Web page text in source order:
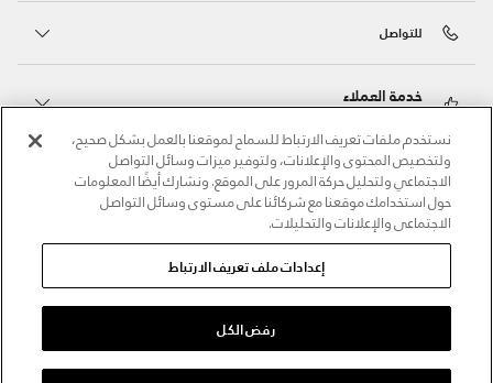
للتواصل
خدمة العملاء
حول أندر آرمر
أندر آرمر على الشبكات الاجتماعية
نستخدم ملفات تعريف الارتباط للسماح لموقعنا بالعمل بشكل صحيح،
ولتخصيص المحتوى والإعلانات، ولتوفير ميزات وسائل التواصل
الاجتماعي ولتحليل حركة المرور على الموقع. ونشارك أيضًا المعلومات
حول استخدامك موقعنا مع شركائنا على مستوى وسائل التواصل
الاجتماعي والإعلانات والتحليلات.
إعدادات ملف تعريف الارتباط
رفض الكل